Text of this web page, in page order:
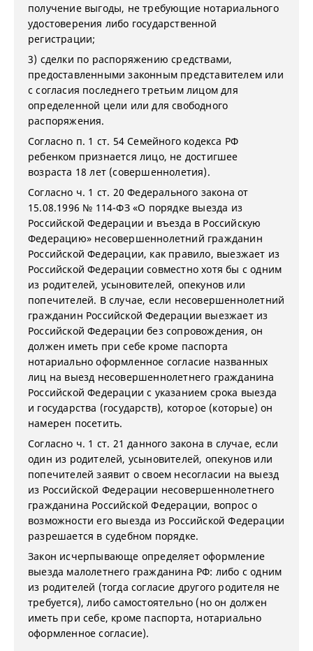
получение выгоды, не требующие нотариального
удостоверения либо государственной
регистрации;
3) сделки по распоряжению средствами,
предоставленными законным представителем или
с согласия последнего третьим лицом для
определенной цели или для свободного
распоряжения.
Согласно п. 1 ст. 54 Семейного кодекса РФ
ребенком признается лицо, не достигшее
возраста 18 лет (совершеннолетия).
Согласно ч. 1 ст. 20 Федерального закона от
15.08.1996 № 114-ФЗ «О порядке выезда из
Российской Федерации и въезда в Российскую
Федерацию» несовершеннолетний гражданин
Российской Федерации, как правило, выезжает из
Российской Федерации совместно хотя бы с одним
из родителей, усыновителей, опекунов или
попечителей. В случае, если несовершеннолетний
гражданин Российской Федерации выезжает из
Российской Федерации без сопровождения, он
должен иметь при себе кроме паспорта
нотариально оформленное согласие названных
лиц на выезд несовершеннолетнего гражданина
Российской Федерации с указанием срока выезда
и государства (государств), которое (которые) он
намерен посетить.
Согласно ч. 1 ст. 21 данного закона в случае, если
один из родителей, усыновителей, опекунов или
попечителей заявит о своем несогласии на выезд
из Российской Федерации несовершеннолетнего
гражданина Российской Федерации, вопрос о
возможности его выезда из Российской Федерации
разрешается в судебном порядке.
Закон исчерпывающе определяет оформление
выезда малолетнего гражданина РФ: либо с одним
из родителей (тогда согласие другого родителя не
требуется), либо самостоятельно (но он должен
иметь при себе, кроме паспорта, нотариально
оформленное согласие).